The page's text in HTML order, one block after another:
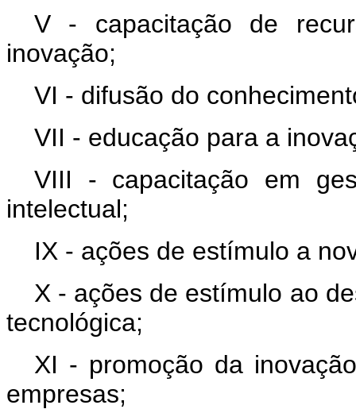
V - capacitação de
inovação;
VI - difusão do
VII - educação para a
VIII - capacitação em
intelectual;
IX - ações de estímulo a
X - ações de estímulo ao
tecnológica;
XI - promoção da
empresas;